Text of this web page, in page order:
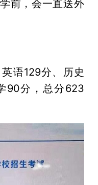
前，会一直送外
语129分、历史
90分，总分623